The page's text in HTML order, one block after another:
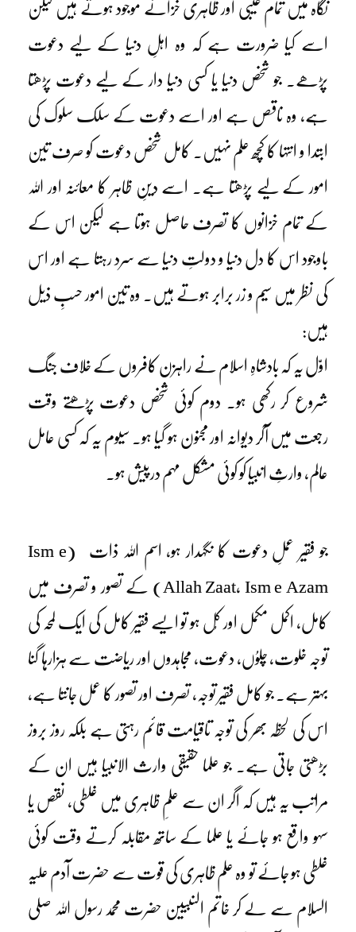
نگاہ میں تمام غیبی اور ظاہری خزانے موجود ہوتے ہیں لیکن
اسے کیا ضرورت ہے کہ وہ اہلِ دنیا کے لیے دعوت
پڑھے۔ جو شخص دنیا یا کسی دنیا دار کے لیے دعوت پڑھتا
ہے، وہ ناقص ہے اور اسے دعوت کے سلک سلوک کی
ابتدا و انتہا کا کچھ علم نہیں۔ کامل شخص دعوت کو صرف تین
امور کے لیے پڑھتا ہے۔ اسے دینِ ظاہر کا معائنہ اور اللہ
کے تمام خزانوں کا تصرف حاصل ہوتا ہے لیکن اس کے
باوجود اس کا دل دنیا و دولتِ دنیا سے سرد رہتا ہے اور اس
کی نظر میں سیم و زر برابر ہوتے ہیں۔ وہ تین امور حسبِ ذیل
ہیں:
اوّل یہ کہ بادشاہِ اسلام نے راہزن کافروں کے خلاف جنگ
شروع کر رکھی ہو۔ دوم کوئی شخص دعوت پڑھتے وقت
رجعت میں آکر دیوانہ اور مجنون ہو گیا ہو۔ سیوم یہ کہ کسی عامل
عالم، وارثِ انبیا کو کوئی مشکل مہم درپیش ہو۔
جو فقیر عملِ دعوت کا نگہدار ہو، اسم اللہ ذات (Ism e
Allah Zaat, Ism e Azam) کے تصور و تصرف میں
کامل، اکمل مکمل اور کُل ہو تو ایسے فقیر کامل کی ایک لمحہ کی
توجہ خلوت، چلوُں، دعوت، مجاہدوں اور ریاضت سے ہزارہا گنا
بہتر ہے۔ جو کامل فقیر توجہ، تصرف اور تصور کا عمل جانتا ہے،
اس کی لحظہ بھر کی توجہ تاقیامت قائم رہتی ہے بلکہ روز بروز
بڑھتی جاتی ہے۔ جو علما حقیقی وارث الانبیا ہیں ان کے
مراتب یہ ہیں کہ اگر ان سے علمِ ظاہری میں غلطی، نقص یا
سہو واقع ہو جائے یا علما کے ساتھ مقابلہ کرتے وقت کوئی
غلطی ہو جائے تو وہ علم ظاہری کی قوت سے حضرت آدم علیہ
السلام سے لے کر خاتم النبیین حضرت محمد رسول اللہ صلی